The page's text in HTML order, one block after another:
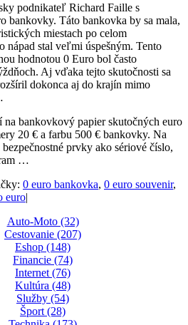
podnikateľ Richard Faille s
bankovky. Táto bankovka by sa mala,
miestach po celom
nápad stal veľmi úspešným. Tento
hodnotou 0 Euro bol často
Aj vďaka tejto skutočnosti sa
dokonca aj do krajín mimo
na bankovkový papier skutočných euro
20 € a farbu 500 € bankovky. Na
prvky ako sériové číslo,
…
0 euro bankovka, 0 euro souvenir,
euro|
Auto-Moto (32)
Cestovanie (207)
Eshop (148)
Financie (74)
Internet (76)
Kultúra (48)
Služby (54)
Šport (28)